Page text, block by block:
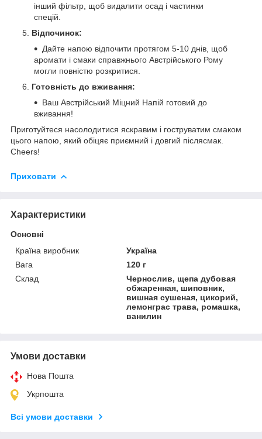
інший фільтр, щоб видалити осад і частинки
спецій.
Відпочинок:
Дайте напою відпочити протягом 5-10 днів, щоб
аромати і смаки справжнього Австрійського Рому
могли повністю розкритися.
Готовність до вживання:
Ваш Австрійський Міцний Напій готовий до
вживання!
Приготуйтеся насолодитися яскравим і гоструватим смаком
цього напою, який обіцяє приємний і довгий післясмак.
Cheers!
Приховати
Характеристики
Основні
Країна виробник
Україна
Вага
120 г
Склад
Чернослив, щепа дубовая
обжаренная, шиповник,
вишная сушеная, цикорий,
лемонграс трава, ромашка,
ванилин
Умови доставки
Нова Пошта
Укрпошта
Всі умови доставки